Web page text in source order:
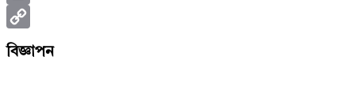
Print
Copy
বিজ্ঞাপন